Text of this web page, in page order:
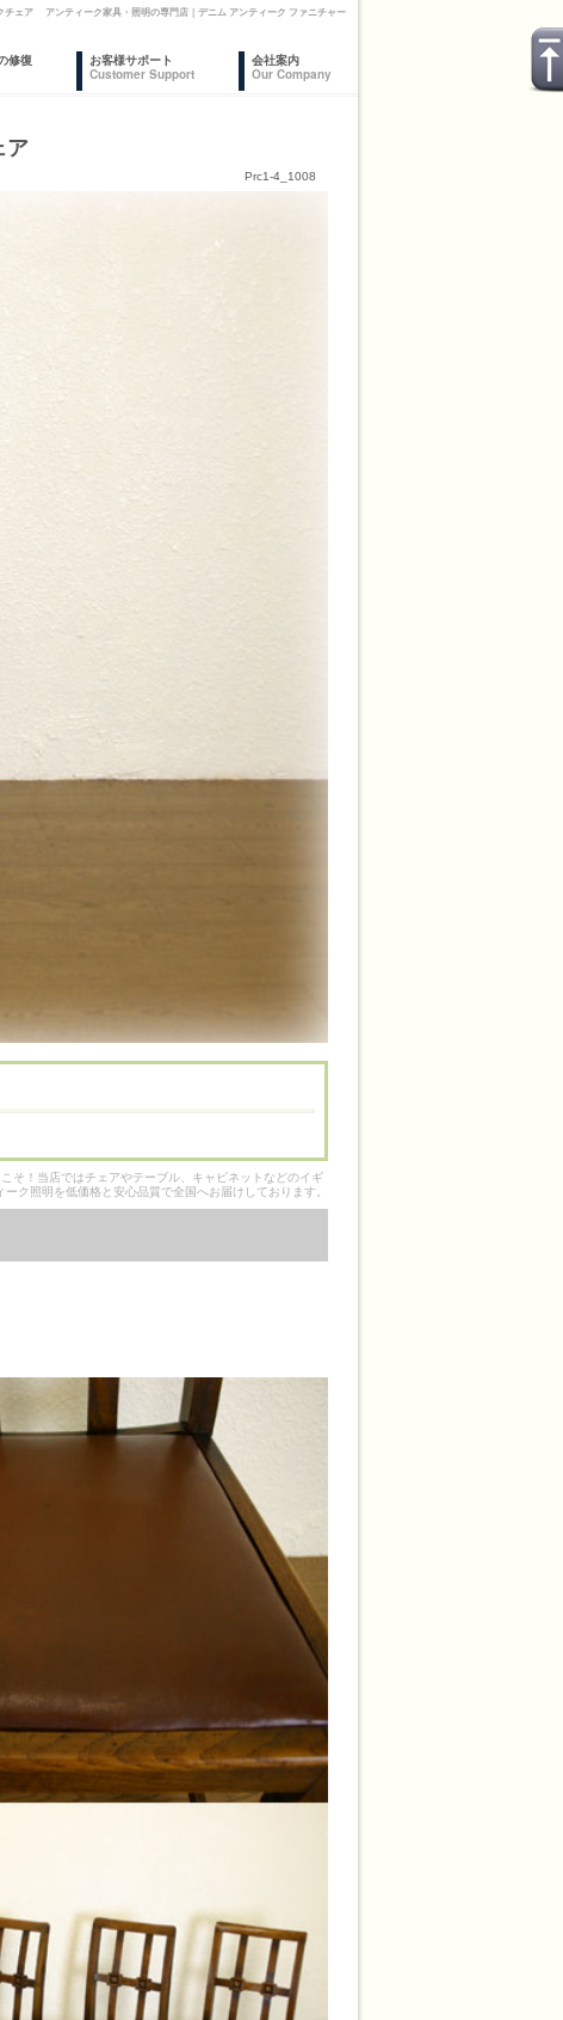
チェア アンティーク家具・照明の専門店｜デニム アンティーク ファニチャー
修復
お客様サポート
Customer Support
会社案内
Our Company
ア
Prc1-4_1008
そ！当店ではチェアやテーブル、キャビネットなどのイギ
ク照明を低価格と安心品質で全国へお届けしております。